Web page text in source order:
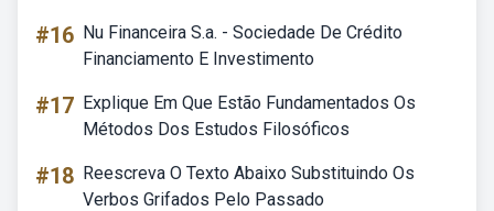
#16 Nu Financeira S.a. - Sociedade De Crédito
Financiamento E Investimento
#17 Explique Em Que Estão Fundamentados Os
Métodos Dos Estudos Filosóficos
#18 Reescreva O Texto Abaixo Substituindo Os
Verbos Grifados Pelo Passado